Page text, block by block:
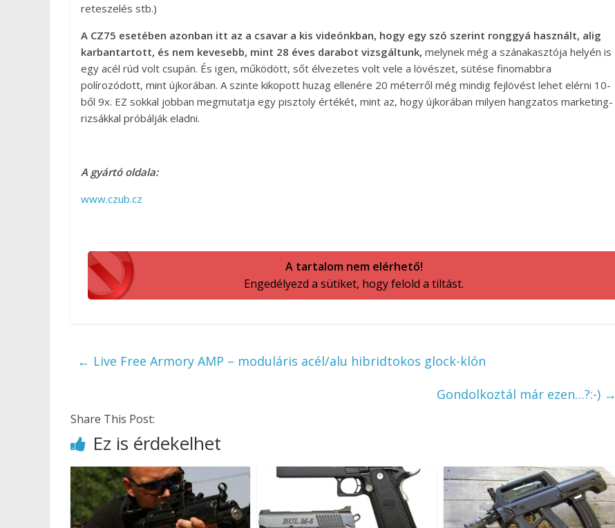
reteszelés stb.)
A CZ75 esetében azonban itt az a csavar a kis videónkban, hogy egy szó szerint ronggyá használt, alig
karbantartott, és nem kevesebb, mint 28 éves darabot vizsgáltunk, melynek még a szánakasztója helyén is
egy acél rúd volt csupán. És igen, működött, sőt élvezetes volt vele a lövészet, sütése finomabbra
polírozódott, mint újkorában. A szinte kikopott huzag ellenére 20 méterről még mindig fejlövést lehet elérni 10-
ből 9x. EZ sokkal jobban megmutatja egy pisztoly értékét, mint az, hogy újkorában milyen hangzatos marketing-
rizsákkal próbálják eladni.
A gyártó oldala:
www.czub.cz
A tartalom nem elérhető!
Engedélyezd a sütiket, hogy felold a tiltást.
← Live Free Armory AMP – moduláris acél/alu hibridtokos glock-klón
Gondolkoztál már ezen…?:-) →
Share This Post:
Ez is érdekelhet